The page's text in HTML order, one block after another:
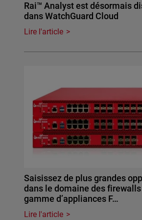
Rai™ Analyst est désormais
dans WatchGuard Cloud
Lire l'article
Saisissez de plus grandes
dans le domaine des
gamme d’appliances F…
Lire l'article